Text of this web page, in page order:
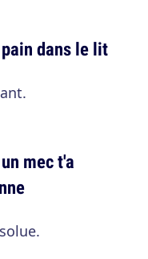
dans le lit
mec t'a